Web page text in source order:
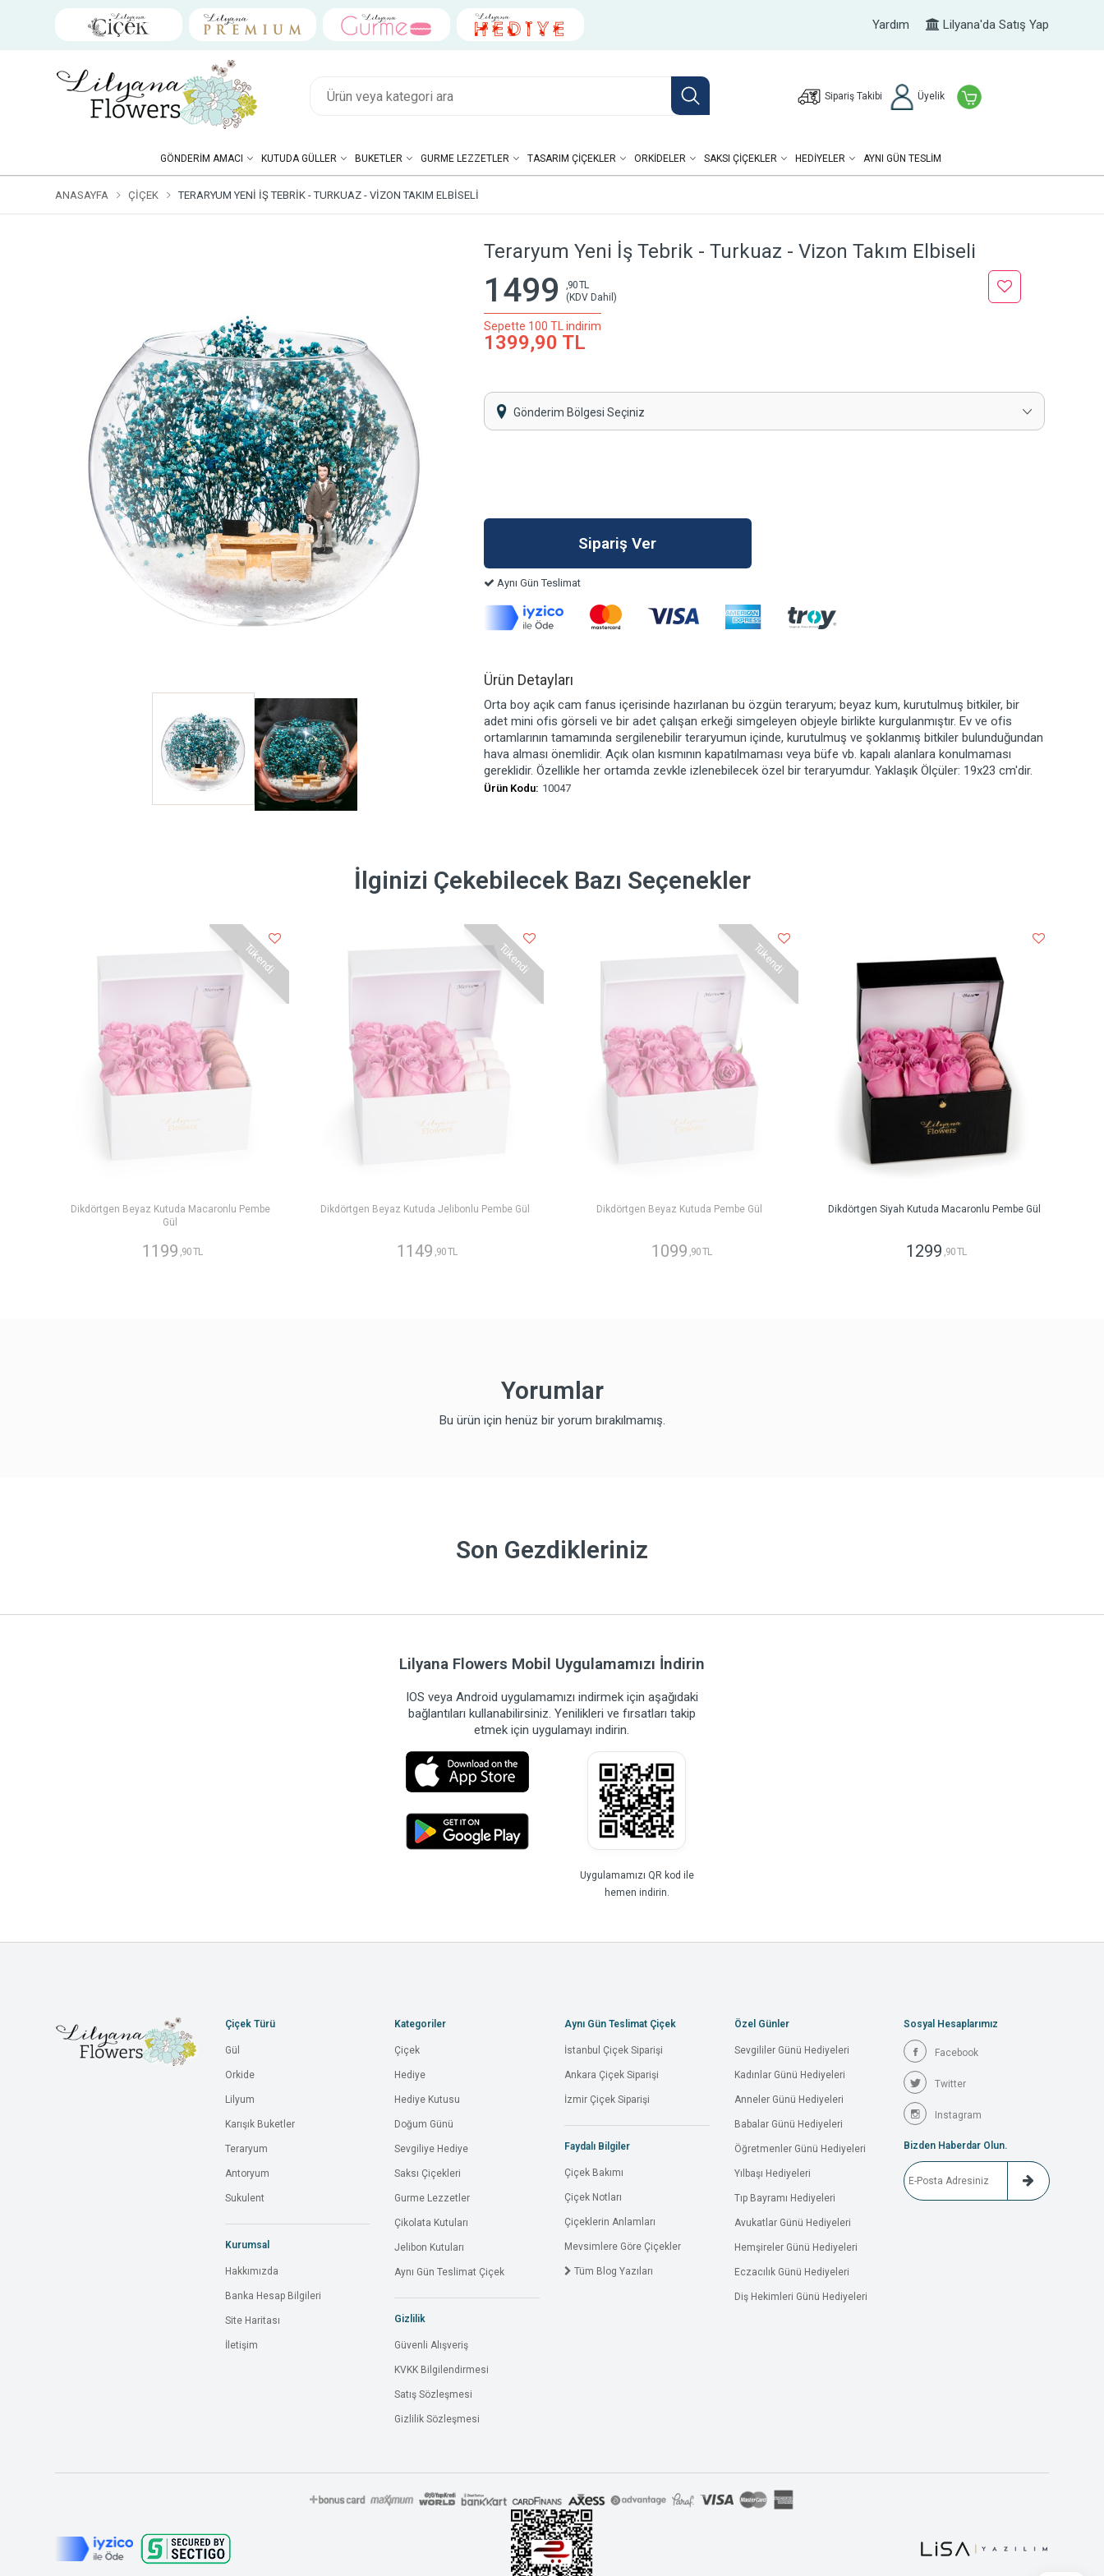
Yardım Lilyana'da Satış Yap
Sipariş Takibi Üyelik
GÖNDERIM AMACI KUTUDA GÜLLER BUKETLER GURME LEZZETLER TASARIM ÇIÇEKLER ORKIDELER SAKSI ÇIÇEKLER HEDIYELER AYNI GÜN TESLİM
ANASAYFA ÇIÇEK TERARYUM YENI İŞ TEBRIK - TURKUAZ - VIZON TAKIM ELBISELI
Teraryum Yeni İş Tebrik - Turkuaz - Vizon Takım Elbiseli
1499
,90 TL
(KDV Dahil)
Sepette 100 TL indirim
1399,90 TL
Gönderim Bölgesi Seçiniz
Aynı Gün Teslimat
Ürün Detayları
Orta boy açık cam fanus içerisinde hazırlanan bu özgün teraryum; beyaz kum, kurutulmuş bitkiler, bir
adet mini ofis görseli ve bir adet çalışan erkeği simgeleyen objeyle birlikte kurgulanmıştır. Ev ve ofis
ortamlarının tamamında sergilenebilir teraryumun içinde, kurutulmuş ve şoklanmış bitkiler bulunduğundan
hava alması önemlidir. Açık olan kısmının kapatılmaması veya büfe vb. kapalı alanlara konulmaması
gereklidir. Özellikle her ortamda zevkle izlenebilecek özel bir teraryumdur. Yaklaşık Ölçüler: 19x23 cm'dir.
Ürün Kodu: 10047
İlginizi Çekebilecek Bazı Seçenekler
Tükendi
Dikdörtgen Beyaz Kutuda Macaronlu Pembe
Gül
1199 ,90 TL
Tükendi
Dikdörtgen Beyaz Kutuda Jelibonlu Pembe Gül
1149 ,90 TL
Tükendi
Dikdörtgen Beyaz Kutuda Pembe Gül
1099 ,90 TL
Dikdörtgen Siyah Kutuda Macaronlu Pembe Gül
1299 ,90 TL
Yorumlar
Bu ürün için henüz bir yorum bırakılmamış.
Son Gezdikleriniz
Lilyana Flowers Mobil Uygulamamızı İndirin
IOS veya Android uygulamamızı indirmek için aşağıdaki
bağlantıları kullanabilirsiniz. Yenilikleri ve fırsatları takip
etmek için uygulamayı indirin.
Uygulamamızı QR kod ile
hemen indirin.
Çiçek Türü
Gül
Orkide
Lilyum
Karışık Buketler
Teraryum
Antoryum
Sukulent
Kurumsal
Hakkımızda
Banka Hesap Bilgileri
Site Haritası
İletişim
Kategoriler
Çiçek
Hediye
Hediye Kutusu
Doğum Günü
Sevgiliye Hediye
Saksı Çiçekleri
Gurme Lezzetler
Çikolata Kutuları
Jelibon Kutuları
Aynı Gün Teslimat Çiçek
Gizlilik
Güvenli Alışveriş
KVKK Bilgilendirmesi
Satış Sözleşmesi
Gizlilik Sözleşmesi
Aynı Gün Teslimat Çiçek
İstanbul Çiçek Siparişi
Ankara Çiçek Siparişi
İzmir Çiçek Siparişi
Faydalı Bilgiler
Çiçek Bakımı
Çiçek Notları
Çiçeklerin Anlamları
Mevsimlere Göre Çiçekler
Tüm Blog Yazıları
Özel Günler
Sevgililer Günü Hediyeleri
Kadınlar Günü Hediyeleri
Anneler Günü Hediyeleri
Babalar Günü Hediyeleri
Öğretmenler Günü Hediyeleri
Yılbaşı Hediyeleri
Tıp Bayramı Hediyeleri
Avukatlar Günü Hediyeleri
Hemşireler Günü Hediyeleri
Eczacılık Günü Hediyeleri
Diş Hekimleri Günü Hediyeleri
Sosyal Hesaplarımız
Facebook
Twitter
Instagram
Bizden Haberdar Olun.